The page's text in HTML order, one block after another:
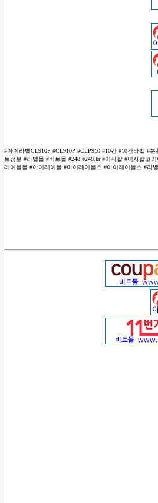
#아이라벨CL910P #CL910P #CLP910 #10칸 #10칸라벨 #
트정보 #라벨몰 #비트몰 #248 #248.kr #이사팔 #이사팔코
레이블몰 #아이레이블 #아이레이블스 #아이래이블스 #라